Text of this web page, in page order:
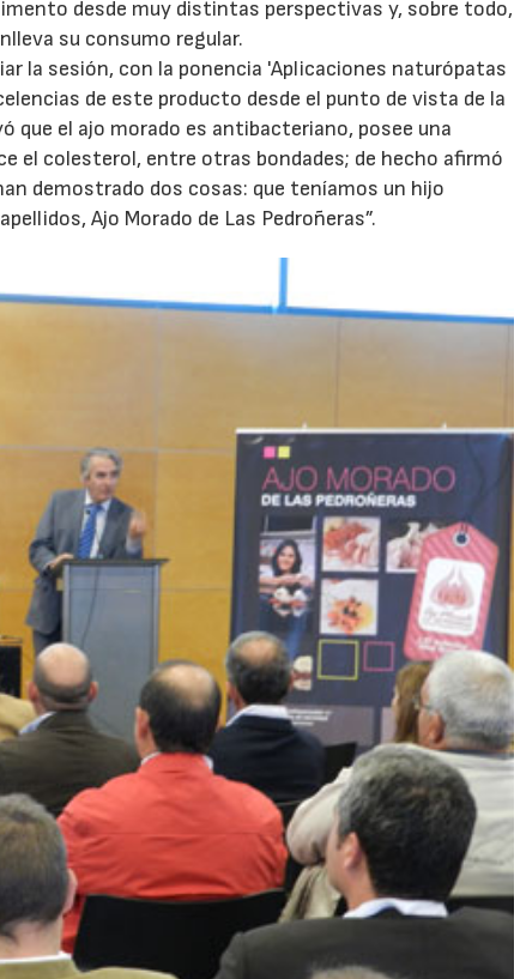
desde muy distintas perspectivas y, sobre todo,
su consumo regular.
la sesión, con la ponencia 'Aplicaciones naturópatas
de este producto desde el punto de vista de la
que el ajo morado es antibacteriano, posee una
el colesterol, entre otras bondades; de hecho afirmó
demostrado dos cosas: que teníamos un hijo
Ajo Morado de Las Pedroñeras”.